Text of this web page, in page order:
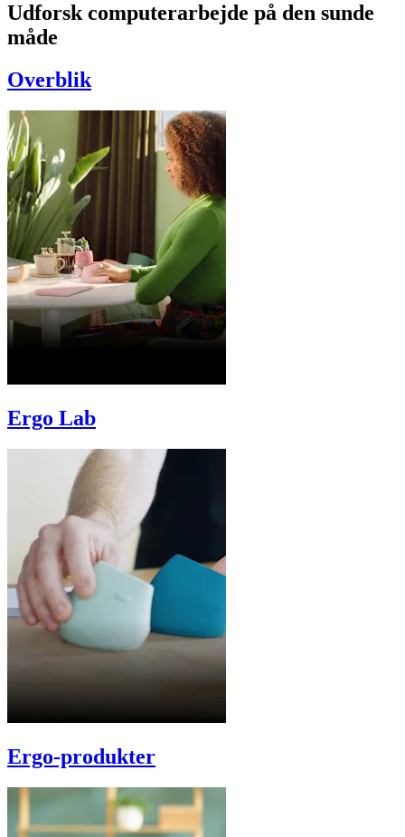
Udforsk computerarbejde på den sunde
måde
Overblik
Ergo Lab
Ergo-produkter